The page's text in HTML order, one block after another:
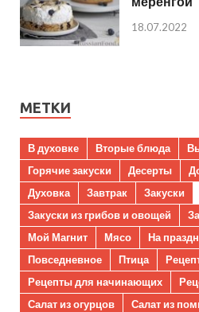
18.07.2022
МЕТКИ
В духовке Вторые блюда
Горячие закуски
Десерты
Духовка
Завтрак
Закуски
Закуски из грибов и овощей
Мой Магнит
Мясо На
Повседневное
Птица
Рецепты для начинающих
Салат из огурцов
Салат из